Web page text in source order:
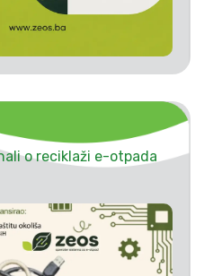
o reciklaži e-otpada